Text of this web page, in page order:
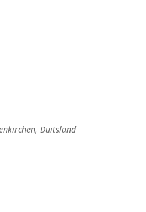
Duitsland